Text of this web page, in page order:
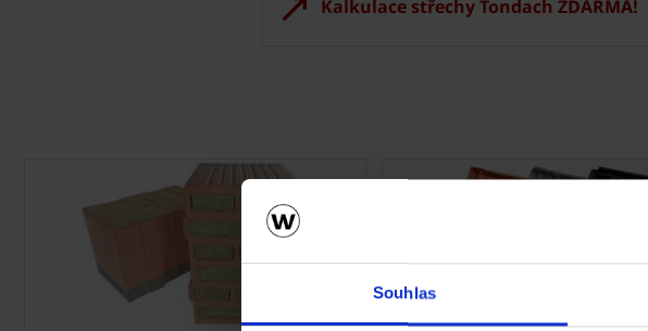
Souhlas
Kalkulace střechy Tondach ZDARMA!